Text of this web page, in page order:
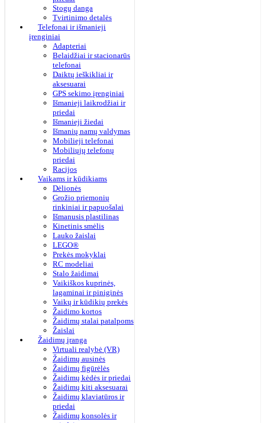
Stogų danga
Tvirtinimo detalės
Telefonai ir išmanieji
įrenginiai
Adapteriai
Belaidžiai ir stacionarūs
telefonai
Daiktų ieškikliai ir
aksesuarai
GPS sekimo įrenginiai
Išmanieji laikrodžiai ir
priedai
Išmanieji žiedai
Išmanių namų valdymas
Mobilieji telefonai
Mobiliųjų telefonų
priedai
Racijos
Vaikams ir kūdikiams
Dėlionės
Grožio priemonių
rinkiniai ir papuošalai
Išmanusis plastilinas
Kinetinis smėlis
Lauko žaislai
LEGO®
Prekės mokyklai
RC modeliai
Stalo žaidimai
Vaikiškos kuprinės,
lagaminai ir piniginės
Vaikų ir kūdikių prekės
Žaidimo kortos
Žaidimų stalai patalpoms
Žaislai
Žaidimų įranga
Virtuali realybė (VR)
Žaidimų ausinės
Žaidimų figūrėlės
Žaidimų kėdės ir priedai
Žaidimų kiti aksesuarai
Žaidimų klaviatūros ir
priedai
Žaidimų konsolės ir